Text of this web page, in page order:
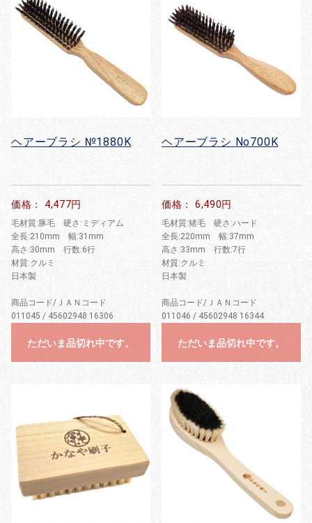
ヘアーブラシ №1880K
価格： 4,477円
毛材質:豚毛 硬さ:ミディアム
全長:210mm 幅:31mm
高さ:30mm 行数:6行
材質:クルミ
日本製
商品コード/ＪＡＮコード
011045 / 45602948 16306
ただいま品切れ中です。
ヘアーブラシ No700K
価格： 6,490円
毛材質:猪毛 硬さ:ハード
全長:220mm 幅:37mm
高さ:33mm 行数:7行
材質:クルミ
日本製
商品コード/ＪＡＮコード
011046 / 45602948 16344
ただいま品切れ中です。